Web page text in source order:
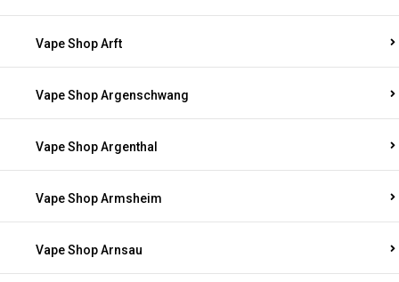
Vape Shop Arft
Vape Shop Argenschwang
Vape Shop Argenthal
Vape Shop Armsheim
Vape Shop Arnsau